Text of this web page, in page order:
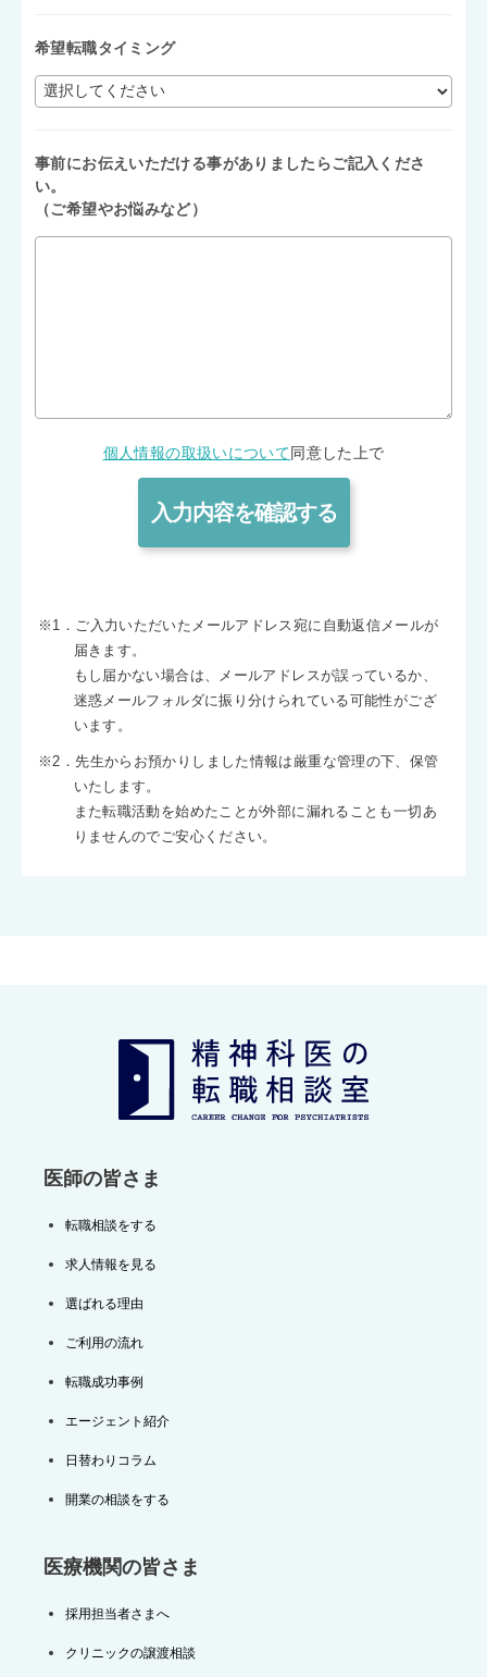
希望転職タイミング
事前にお伝えいただける事がありましたらご記入くださ
い。
（ご希望やお悩みなど）
個人情報の取扱いについて 同意した上で
※1．ご入力いただいたメールアドレス宛に自動返信メールが
届きます。
もし届かない場合は、メールアドレスが誤っているか、
迷惑メールフォルダに振り分けられている可能性がござ
います。
※2．先生からお預かりしました情報は厳重な管理の下、保管
いたします。
また転職活動を始めたことが外部に漏れることも一切あ
りませんのでご安心ください。
医師の皆さま
転職相談をする
求人情報を見る
選ばれる理由
ご利用の流れ
転職成功事例
エージェント紹介
日替わりコラム
開業の相談をする
医療機関の皆さま
採用担当者さまへ
クリニックの譲渡相談